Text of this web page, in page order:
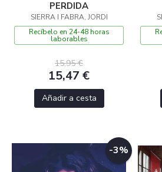
PERDIDA
SIERRA I FABRA, JORDI
Recíbelo en 24-48 horas
laborables
15,95 €
15,47 €
Añadir a cesta
-3%